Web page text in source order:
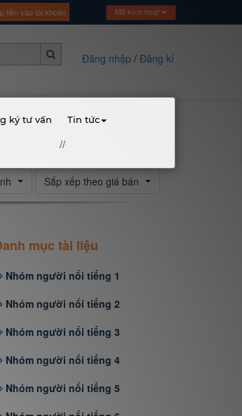
tiền vào tài khoản Mã kích hoạt
Đăng nhập / Đăng kí
ký tư vấn
//
Tin tức
Sắp xếp theo giá bán
mục tài liệu
Nhóm người nổi tiếng 1
Nhóm người nổi tiếng 2
Nhóm người nổi tiếng 3
Nhóm người nổi tiếng 4
Nhóm người nổi tiếng 5